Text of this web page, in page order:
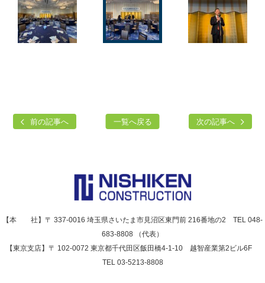
前の記事へ 一覧へ戻る 次の記事へ
【本 社】〒 337-0016 埼玉県さいたま市見沼区東門前 216番地の2 TEL 048-
683-8808 （代表）
【東京支店】〒 102-0072 東京都千代田区飯田橋4-1-10 越智産業第2ビル6F
TEL 03-5213-8808